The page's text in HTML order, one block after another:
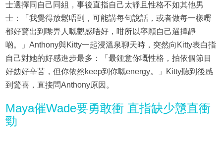
士選擇同自己同組，事後直指自己太靜且性格不如其他男
士：「我覺得放鬆唔到，可能講每句說話，或者做每一樣嘢
都好驚出到嚟畀人嘅觀感唔好，咁所以寧願自己選擇靜
啲。」Anthony與Kitty一起浸溫泉聊天時，突然向Kitty表白指
自己對她的好感進步最多：「最鍾意你嘅性格，拍依個節目
好攰好辛苦，但你依然keep到你嘅energy。」Kitty聽到後感
到驚喜，直接問Anthony原因。
Maya催Wade要勇敢衝 直指缺少戇直衝
勁